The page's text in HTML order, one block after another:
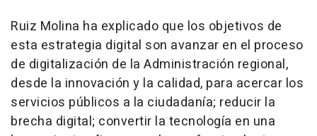
Ruiz Molina ha explicado que los objetivos de
esta estrategia digital son avanzar en el proceso
de digitalización de la Administración regional,
desde la innovación y la calidad, para acercar los
servicios públicos a la ciudadanía; reducir la
brecha digital; convertir la tecnología en una